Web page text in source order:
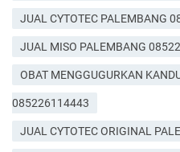
JUAL CYTOTEC PALEMBANG
JUAL MISO PALEMBANG
OBAT MENGGUGURKAN
085226114443
JUAL CYTOTEC ORIGINAL